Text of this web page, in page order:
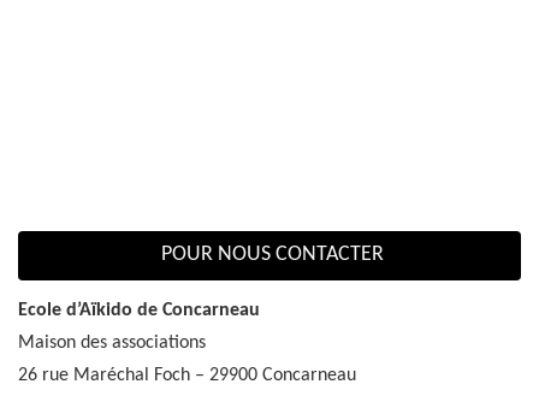
POUR NOUS CONTACTER
Ecole d’Aïkido de Concarneau
Maison des associations
26 rue Maréchal Foch – 29900 Concarneau